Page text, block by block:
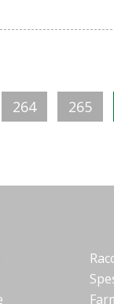
264 265